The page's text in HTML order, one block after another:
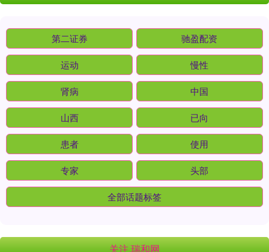
第二证券 驰盈配资
运动 慢性
肾病 中国
山西 已向
患者 使用
专家 头部
全部话题标签
关注 瑞和网